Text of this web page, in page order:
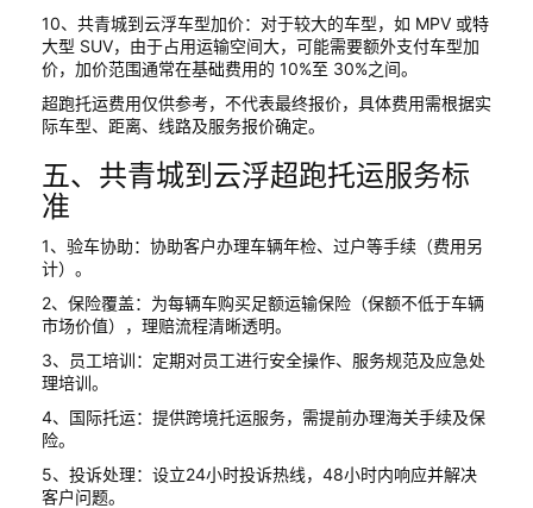
10、共青城到云浮车型加价：对于较大的车型，如 MPV 或特
大型 SUV，由于占用运输空间大，可能需要额外支付车型加
价，加价范围通常在基础费用的 10%至 30%之间。
超跑托运费用仅供参考，不代表最终报价，具体费用需根据实
际车型、距离、线路及服务报价确定。
五、共青城到云浮超跑托运服务标
准
1、验车协助：协助客户办理车辆年检、过户等手续（费用另
计）。
2、保险覆盖：为每辆车购买足额运输保险（保额不低于车辆
市场价值），理赔流程清晰透明。
3、员工培训：定期对员工进行安全操作、服务规范及应急处
理培训。
4、国际托运：提供跨境托运服务，需提前办理海关手续及保
险。
5、投诉处理：设立24小时投诉热线，48小时内响应并解决
客户问题。